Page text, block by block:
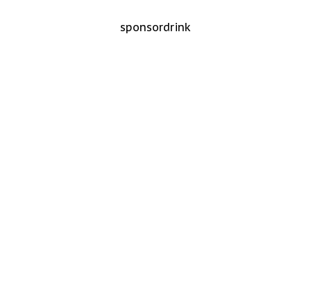
sponsordrink